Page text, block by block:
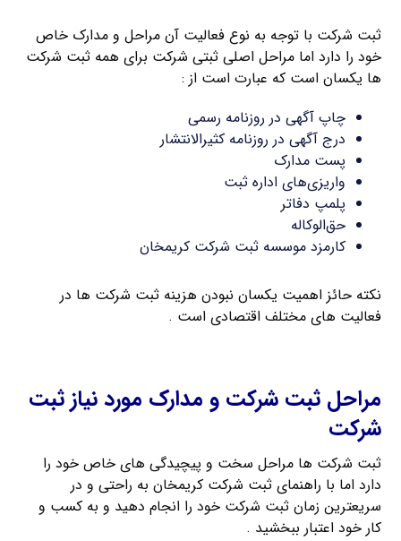
ثبت شرکت با توجه به نوع فعالیت آن مراحل و مدارک خاص
خود را دارد اما مراحل اصلی ثبتی شرکت برای همه ثبت شرکت
ها یکسان است که عبارت است از :
چاپ آگهی در روزنامه رسمی
درج آگهی در روزنامه کثیرالانتشار
پست مدارک
واریزی‌های اداره ثبت
پلمپ دفاتر
حق‌الوکاله
کارمزد موسسه ثبت شرکت کریمخان
نکته حائز اهمیت یکسان نبودن هزینه ثبت شرکت ها در
فعالیت های مختلف اقتصادی است .
مراحل ثبت شرکت و مدارک مورد نیاز ثبت
شرکت
ثبت شرکت ها مراحل سخت و پیچیدگی های خاص خود را
دارد اما با راهنمای ثبت شرکت کریمخان به راحتی و در
سریعترین زمان ثبت شرکت خود را انجام دهید و به کسب و
کار خود اعتبار ببخشید .